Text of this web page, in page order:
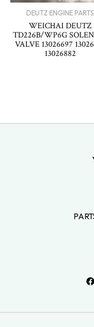
DEUTZ ENGINE PARTS
WEICHAI DEUTZ
TD226B/WP6G
VALVE 13026697
13026882